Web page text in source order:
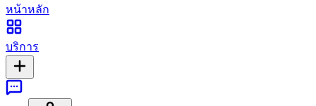
หน้าหลัก
บริการ